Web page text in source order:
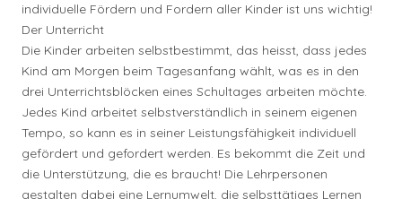
individuelle Fördern und Fordern aller Kinder ist uns wichtig!
Der Unterricht
Die Kinder arbeiten selbstbestimmt, das heisst, dass jedes
Kind am Morgen beim Tagesanfang wählt, was es in den
drei Unterrichtsblöcken eines Schultages arbeiten möchte.
Jedes Kind arbeitet selbstverständlich in seinem eigenen
Tempo, so kann es in seiner Leistungsfähigkeit individuell
gefördert und gefordert werden. Es bekommt die Zeit und
die Unterstützung, die es braucht! Die Lehrpersonen
gestalten dabei eine Lernumwelt, die selbsttätiges Lernen